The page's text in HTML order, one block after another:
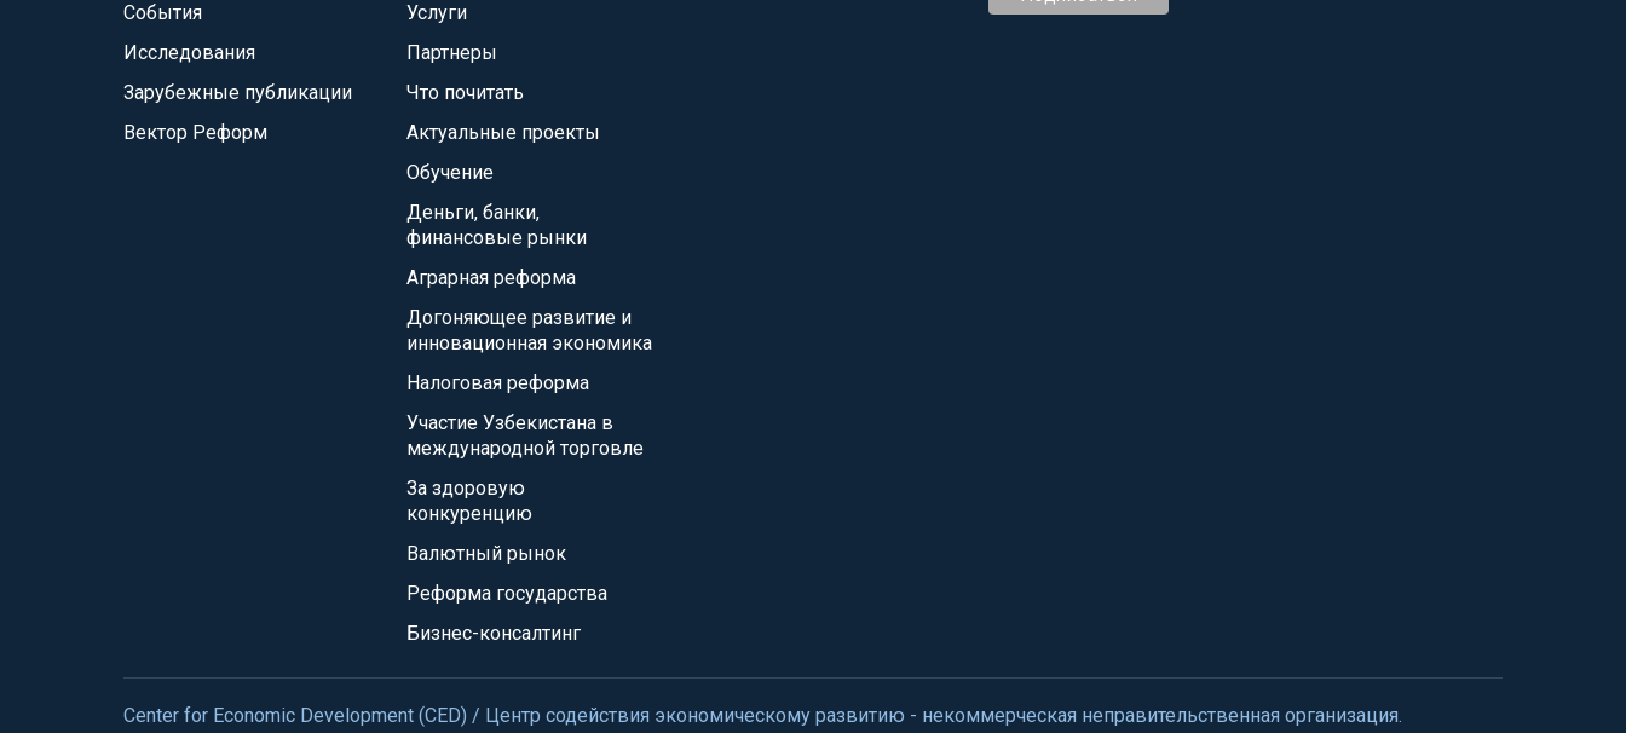
События
Исследования
Зарубежные публикации
Вектор Реформ
Услуги
Партнеры
Что почитать
Актуальные проекты
Обучение
Деньги, банки,
финансовые рынки
Аграрная реформа
Догоняющее развитие и
инновационная экономика
Налоговая реформа
Участие Узбекистана в
международной торговле
За здоровую
конкуренцию
Валютный рынок
Реформа государства
Бизнес-консалтинг
Center for Economic Development (CED) / Центр содействия экономическому развитию - некоммерческая неправительственная организация.